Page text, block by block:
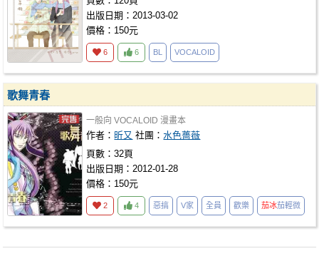
出版日期：2013-03-02
價格：150元
6 6 BL VOCALOID
歌舞青春
一般向 VOCALOID 漫畫本
作者： 昕又 社團：水色薔薇
頁數：32頁
出版日期：2012-01-28
價格：150元
2 4 惡搞 V家 全員 歡樂 茄冰茄輕微